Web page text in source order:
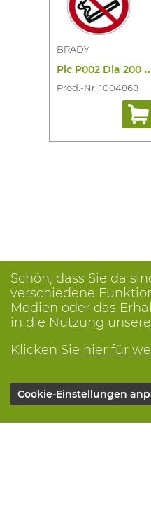
BRADY
ic P002 Dia
Prod.-Nr. 1004868
Schön, dass Sie da
verschiedene
Medien oder das
in die Nutzung
Klicken Sie hier für
Cookie-Einstellungen